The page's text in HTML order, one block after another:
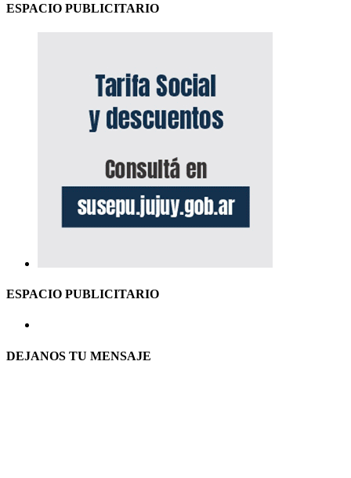
ESPACIO PUBLICITARIO
ESPACIO PUBLICITARIO
DEJANOS TU MENSAJE